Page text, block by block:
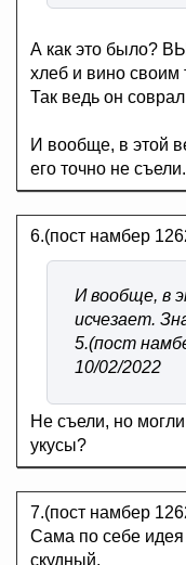
А как это было?
хлеб и вино своим
Так ведь он
И вообще, в этой
его точно не съели.
6.(пост намбер
И вообще, в
исчезает.
5.(пост
10/02/2022
Не съели, но
укусы?
7.(пост намбер
Сама по себе
скудный.